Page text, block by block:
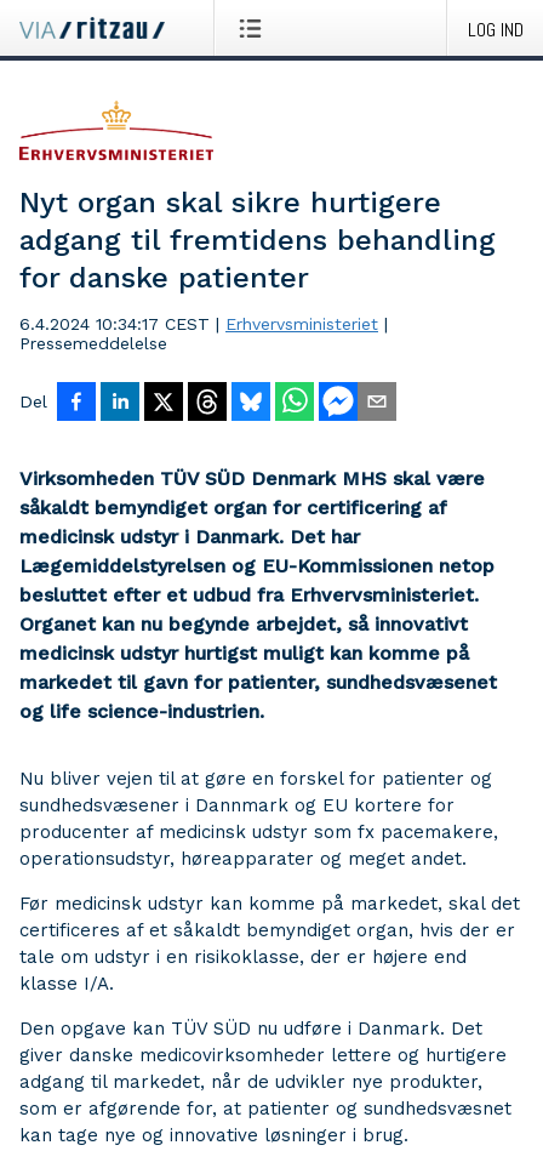
LOG IND
Nyt organ skal sikre hurtigere
adgang til fremtidens behandling
for danske patienter
6.4.2024 10:34:17 CEST | Erhvervsministeriet |
Pressemeddelelse
Del
Virksomheden TÜV SÜD Denmark MHS skal være
såkaldt bemyndiget organ for certificering af
medicinsk udstyr i Danmark. Det har
Lægemiddelstyrelsen og EU-Kommissionen netop
besluttet efter et udbud fra Erhvervsministeriet.
Organet kan nu begynde arbejdet, så innovativt
medicinsk udstyr hurtigst muligt kan komme på
markedet til gavn for patienter, sundhedsvæsenet
og life science-industrien.
Nu bliver vejen til at gøre en forskel for patienter og
sundhedsvæsener i Dannmark og EU kortere for
producenter af medicinsk udstyr som fx pacemakere,
operationsudstyr, høreapparater og meget andet.
Før medicinsk udstyr kan komme på markedet, skal det
certificeres af et såkaldt bemyndiget organ, hvis der er
tale om udstyr i en risikoklasse, der er højere end
klasse I/A.
Den opgave kan TÜV SÜD nu udføre i Danmark. Det
giver danske medicovirksomheder lettere og hurtigere
adgang til markedet, når de udvikler nye produkter,
som er afgørende for, at patienter og sundhedsvæsnet
kan tage nye og innovative løsninger i brug.